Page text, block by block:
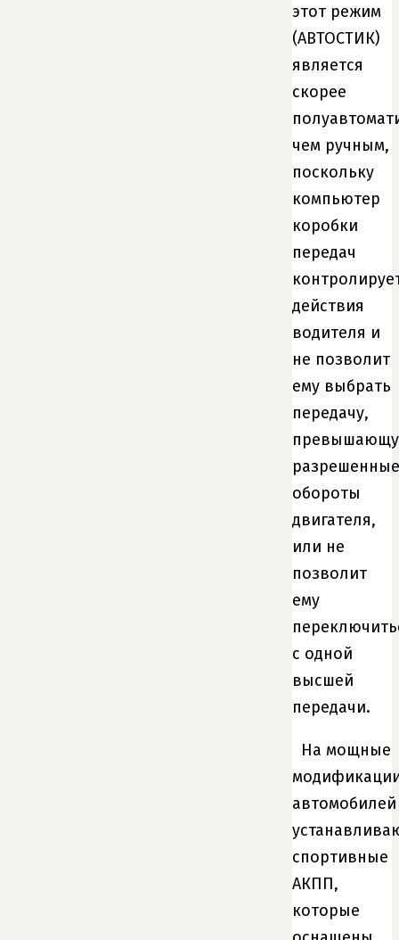
этот режим
(АВТОСТИК)
является
скорее
чем ручным,
поскольку
компьютер
коробки
передач
действия
водителя и
не позволит
ему выбрать
передачу,
разрешенные
обороты
двигателя,
или не
позволит
ему
с одной
высшей
передачи.
На мощные
автомобилей
спортивные
АКПП,
которые